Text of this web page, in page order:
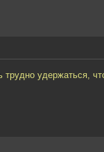
удержаться,